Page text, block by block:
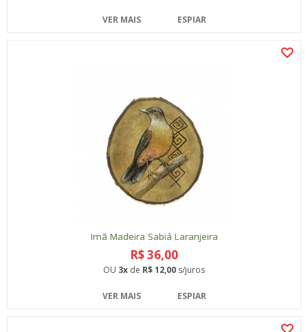
VER MAIS ESPIAR
Imã Madeira Sabiá Laranjeira
R$ 36,00
OU 3x de R$ 12,00 s/juros
VER MAIS ESPIAR